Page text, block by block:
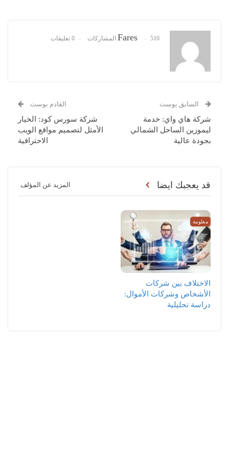
Fares 510 المشاركات 0 تعليقات
السابق بوست
شركة هاي واي: خدمة
ليموزين الساحل الشمالي
بجودة عالية
القادم بوست
شركة سورس كود: الخيار
الأمثل لتصميم مواقع الويب
الاحترافية
قد يعجبك ايضا المزيد عن المؤلف
معلومة
الاختلاف بين شركات
الأشخاص وشركات الأموال:
دراسة تحليلية